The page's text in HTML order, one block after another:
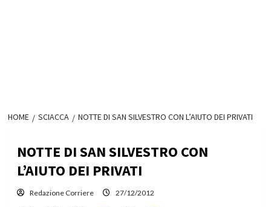
HOME SCIACCA NOTTE DI SAN SILVESTRO CON L’AIUTO DEI PRIVATI
NOTTE DI SAN SILVESTRO CON
L’AIUTO DEI PRIVATI
Redazione Corriere 27/12/2012